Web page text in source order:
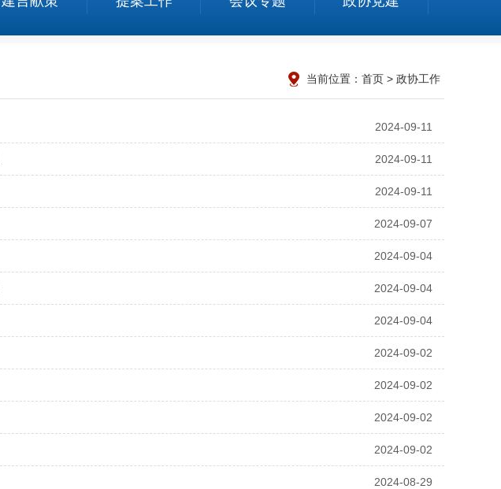
当前位置： 首页 > 政协工作
2024-09-11
2024-09-11
2024-09-11
2024-09-07
2024-09-04
2024-09-04
2024-09-04
2024-09-02
2024-09-02
2024-09-02
2024-09-02
2024-08-29